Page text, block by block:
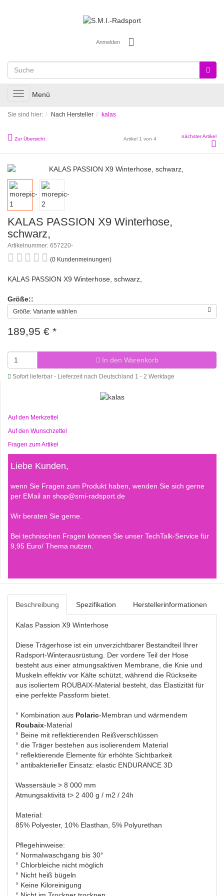
Anmelden
Toggle
navigation
Menü
Sie sind hier: Nach Hersteller kalas
Zur Übersicht Artikel 1 von 4 nächster Artikel
KALAS PASSION X9 Winterhose,
schwarz,
Artikelnummer: 657220-
(0 Kundenmeinungen)
KALAS PASSION X9 Winterhose, schwarz,
Größe::
Größe: Variante wählen
189,95 € *
In den Warenkorb
Sofort lieferbar - Lieferzeit nach Deutschland 1 - 2 Werktage
Auf den Merkzettel
Auf den Wunschzettel
Fragen zum Artikel
Liebe Kunden,
wenn Sie Fragen zum Produkt haben, wenden Sie sich gerne
per EMail an shop@smi-radsport.de
Wir beraten Sie gerne.
Bei technischen Fragen können Sie unser TechTalk-Service für
9,95 Euro/ Thema nutzen.
Beschreibung Spezifikation Herstellerinformationen
Kalas Passion X9 Winterhose
Diese Trägerhose ist ein unverzichtbarer Bestandteil Ihrer
Radsport-Winterausrüstung. Der vordere Teil der Hose
besteht aus einer atmungsaktiven Membrane, die Knie und
Muskeln effektiv vor Kälte schützt, während die Rückseite
aus isoliertem ROUBAIX-Material besteht, das Elastizität für
eine perfekte Passform bietet.
° Kombination aus Polaric-Membran und wärmendem
Roubaix-Material
° Beine mit reflektierenden Reißverschlüssen
° die Träger bestehen aus isolierendem Material
° reflektierende Elemente für erhöhte Sichtbarkeit
° antibakterieller Einsatz: elastic ENDURANCE 3D
Wassersäule > 8 000 mm
Atmungsaktivitä t> 2 400 g / m2 / 24h
Material:
85% Polyester, 10% Elasthan, 5% Polyurethan
Pflegehinweise:
° Normalwaschgang bis 30°
° Chlorbleiche nicht möglich
° Nicht heiß bügeln
° Keine Kiloreinigung